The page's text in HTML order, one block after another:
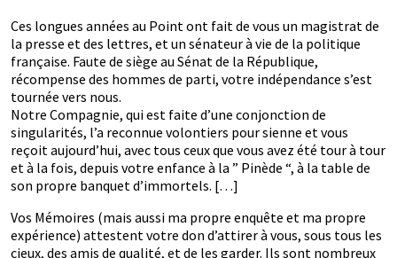
Ces longues années au Point ont fait de vous un magistrat de
la presse et des lettres, et un sénateur à vie de la politique
française. Faute de siège au Sénat de la République,
récompense des hommes de parti, votre indépendance s’est
tournée vers nous.
Notre Compagnie, qui est faite d’une conjonction de
singularités, l’a reconnue volontiers pour sienne et vous
reçoit aujourd’hui, avec tous ceux que vous avez été tour à tour
et à la fois, depuis votre enfance à la ” Pinède “, à la table de
son propre banquet d’immortels. […]
Vos Mémoires (mais aussi ma propre enquête et ma propre
expérience) attestent votre don d’attirer à vous, sous tous les
cieux, des amis de qualité, et de les garder. Ils sont nombreux